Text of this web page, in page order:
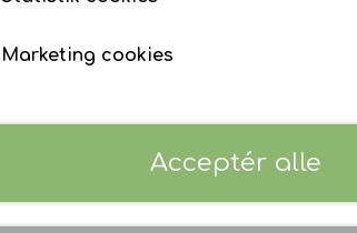
✔ Gør det nemt at dyrke
Vægt: omkring 25 g pr. stk.
Når den er hævet, danner den
Marketing cookies
Acceptér alle